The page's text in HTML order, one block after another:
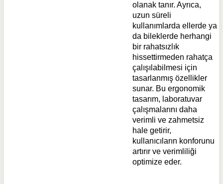
olanak tanır. Ayrıca,
uzun süreli
kullanımlarda ellerde ya
da bileklerde herhangi
bir rahatsızlık
hissettirmeden rahatça
çalışılabilmesi için
tasarlanmış özellikler
sunar. Bu ergonomik
tasarım, laboratuvar
çalışmalarını daha
verimli ve zahmetsiz
hale getirir,
kullanıcıların konforunu
artırır ve verimliliği
optimize eder.